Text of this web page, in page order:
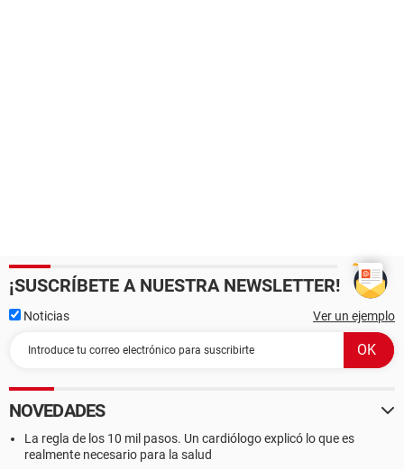
¡SUSCRÍBETE A NUESTRA NEWSLETTER!
Noticias Ver un ejemplo
NOVEDADES
La regla de los 10 mil pasos. Un cardiólogo explicó lo que es
realmente necesario para la salud